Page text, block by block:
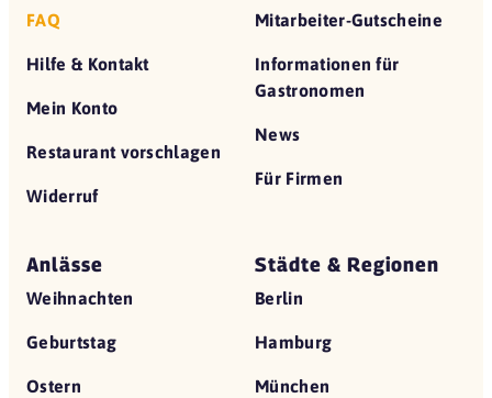
FAQ
Hilfe & Kontakt
Mein Konto
Restaurant vorschlagen
Widerruf
Mitarbeiter-Gutscheine
Informationen für
Gastronomen
News
Für Firmen
Anlässe
Weihnachten
Geburtstag
Ostern
Städte & Regionen
Berlin
Hamburg
München